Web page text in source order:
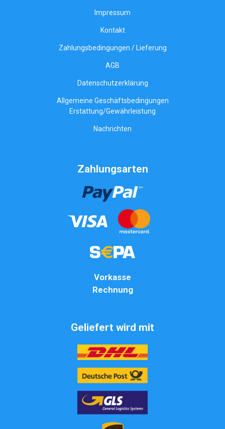
Impressum
Kontakt
Zahlungsbedingungen / Lieferung
AGB
Datenschutzerklärung
Allgemeine Geschäftsbedingungen
Erstattung/Gewährleistung
Nachrichten
Zahlungsarten
Vorkasse
Rechnung
Geliefert wird mit